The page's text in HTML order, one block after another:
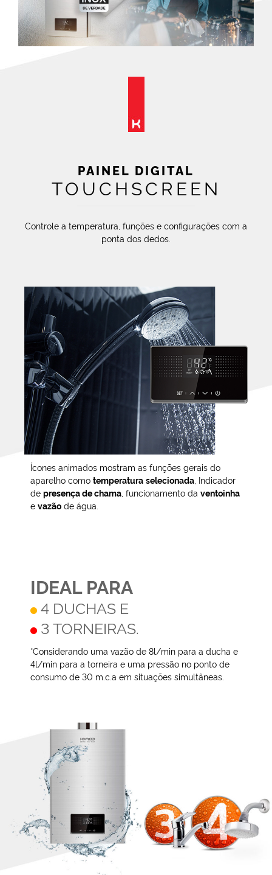
PAINEL DIGITAL
TOUCHSCREEN
Controle a temperatura, funções e configurações com a
ponta dos dedos.
Ícones animados mostram as funções gerais do
aparelho como temperatura selecionada , Indicador
de presença de chama , funcionamento da ventoinha
e vazão de água.
IDEAL PARA
4 DUCHAS E
3 TORNEIRAS.
*Considerando uma vazão de 8l/min para a ducha e
4l/min para a torneira e uma pressão no ponto de
consumo de 30 m.c.a em situações simultâneas.